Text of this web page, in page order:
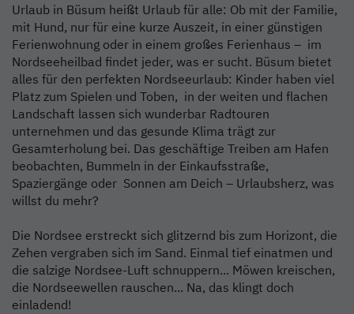
Urlaub in Büsum heißt Urlaub für alle: Ob mit der Familie,
mit Hund, nur für eine kurze Auszeit, in einer günstigen
Ferienwohnung oder in einem großes Ferienhaus – im
Nordseeheilbad findet jeder, was er sucht. Büsum bietet
alles für den perfekten Nordseeurlaub: Kinder haben viel
Platz zum Spielen und Toben, in der weiten und flachen
Landschaft lassen sich wunderbar Radtouren
unternehmen und das gesunde Klima trägt zur
Gesamterholung bei. Das geschäftige Treiben am Hafen
beobachten, Bummeln in der Einkaufsstraße,
Spaziergänge oder Sonnen am Deich – Urlaubsherz, was
willst du mehr?
Die Nordsee erstreckt sich glitzernd bis zum Horizont, die
Zehen vergraben sich im Sand. Einmal tief einatmen und
die salzige Nordsee-Luft schnuppern... Möwen kreischen,
die Nordseewellen rauschen... Na, das klingt doch
einladend!